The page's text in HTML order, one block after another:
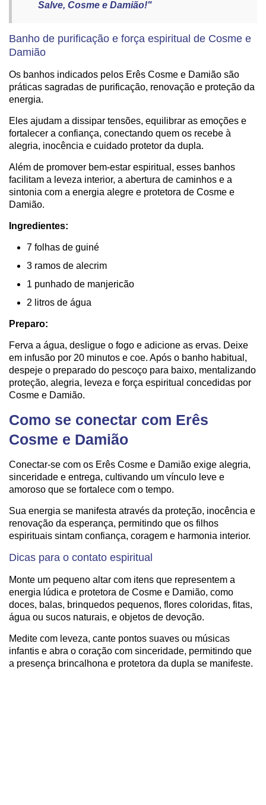
Salve, Cosme e Damião!"
Banho de purificação e força espiritual de Cosme e
Damião
Os banhos indicados pelos Erês Cosme e Damião são
práticas sagradas de purificação, renovação e proteção da
energia.
Eles ajudam a dissipar tensões, equilibrar as emoções e
fortalecer a confiança, conectando quem os recebe à
alegria, inocência e cuidado protetor da dupla.
Além de promover bem-estar espiritual, esses banhos
facilitam a leveza interior, a abertura de caminhos e a
sintonia com a energia alegre e protetora de Cosme e
Damião.
Ingredientes:
7 folhas de guiné
3 ramos de alecrim
1 punhado de manjericão
2 litros de água
Preparo:
Ferva a água, desligue o fogo e adicione as ervas. Deixe
em infusão por 20 minutos e coe. Após o banho habitual,
despeje o preparado do pescoço para baixo, mentalizando
proteção, alegria, leveza e força espiritual concedidas por
Cosme e Damião.
Como se conectar com Erês
Cosme e Damião
Conectar-se com os Erês Cosme e Damião exige alegria,
sinceridade e entrega, cultivando um vínculo leve e
amoroso que se fortalece com o tempo.
Sua energia se manifesta através da proteção, inocência e
renovação da esperança, permitindo que os filhos
espirituais sintam confiança, coragem e harmonia interior.
Dicas para o contato espiritual
Monte um pequeno altar com itens que representem a
energia lúdica e protetora de Cosme e Damião, como
doces, balas, brinquedos pequenos, flores coloridas, fitas,
água ou sucos naturais, e objetos de devoção.
Medite com leveza, cante pontos suaves ou músicas
infantis e abra o coração com sinceridade, permitindo que
a presença brincalhona e protetora da dupla se manifeste.